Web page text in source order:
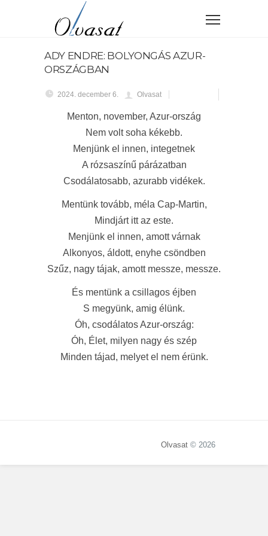
ADY ENDRE: BOLYONGÁS AZUR-
ORSZÁGBAN
2024. december 6. Olvasat
Menton, november, Azur-ország
Nem volt soha kékebb.
Menjünk el innen, integetnek
A rózsaszínű párázatban
Csodálatosabb, azurabb vidékek.
Mentünk tovább, méla Cap-Martin,
Mindjárt itt az este.
Menjünk el innen, amott várnak
Alkonyos, áldott, enyhe csöndben
Szűz, nagy tájak, amott messze, messze.
És mentünk a csillagos éjben
S megyünk, amig élünk.
Óh, csodálatos Azur-ország:
Óh, Élet, milyen nagy és szép
Minden tájad, melyet el nem érünk.
Olvasat © 2026